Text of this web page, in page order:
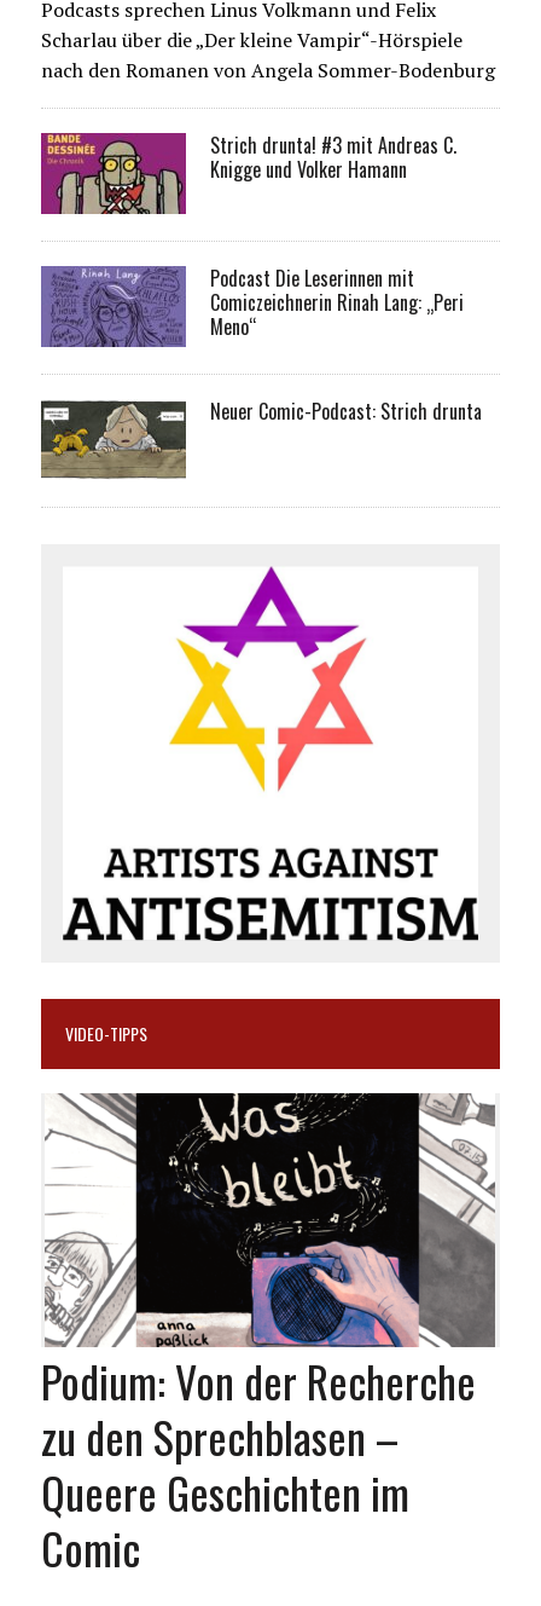
Podcasts sprechen Linus Volkmann und Felix
Scharlau über die „Der kleine Vampir“-Hörspiele
nach den Romanen von Angela Sommer-Bodenburg
Strich drunta! #3 mit Andreas C.
Knigge und Volker Hamann
Podcast Die Leserinnen mit
Comiczeichnerin Rinah Lang: „Peri
Meno“
Neuer Comic-Podcast: Strich drunta
VIDEO-TIPPS
Podium: Von der Recherche
zu den Sprechblasen –
Queere Geschichten im
Comic